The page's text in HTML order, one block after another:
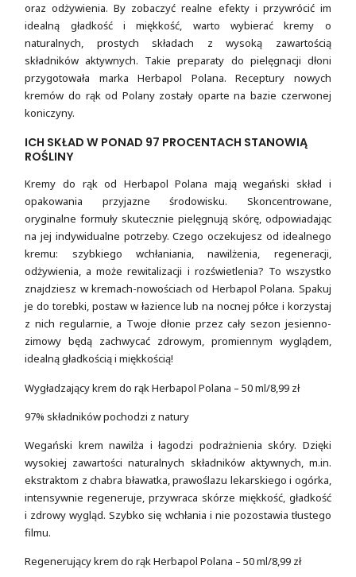
oraz odżywienia. By zobaczyć realne efekty i przywrócić im
idealną gładkość i miękkość, warto wybierać kremy o
naturalnych, prostych składach z wysoką zawartością
składników aktywnych. Takie preparaty do pielęgnacji dłoni
przygotowała marka Herbapol Polana. Receptury nowych
kremów do rąk od Polany zostały oparte na bazie czerwonej
koniczyny.
ICH SKŁAD W PONAD 97 PROCENTACH STANOWIĄ
ROŚLINY
Kremy do rąk od Herbapol Polana mają wegański skład i
opakowania przyjazne środowisku. Skoncentrowane,
oryginalne formuły skutecznie pielęgnują skórę, odpowiadając
na jej indywidualne potrzeby. Czego oczekujesz od idealnego
kremu: szybkiego wchłaniania, nawilżenia, regeneracji,
odżywienia, a może rewitalizacji i rozświetlenia? To wszystko
znajdziesz w kremach-nowościach od Herbapol Polana. Spakuj
je do torebki, postaw w łazience lub na nocnej półce i korzystaj
z nich regularnie, a Twoje dłonie przez cały sezon jesienno-
zimowy będą zachwycać zdrowym, promiennym wyglądem,
idealną gładkością i miękkością!
Wygładzający krem do rąk Herbapol Polana – 50 ml/8,99 zł
97% składników pochodzi z natury
Wegański krem nawilża i łagodzi podrażnienia skóry. Dzięki
wysokiej zawartości naturalnych składników aktywnych, m.in.
ekstraktom z chabra bławatka, prawoślazu lekarskiego i ogórka,
intensywnie regeneruje, przywraca skórze miękkość, gładkość
i zdrowy wygląd. Szybko się wchłania i nie pozostawia tłustego
filmu.
Regenerujący krem do rąk Herbapol Polana – 50 ml/8,99 zł